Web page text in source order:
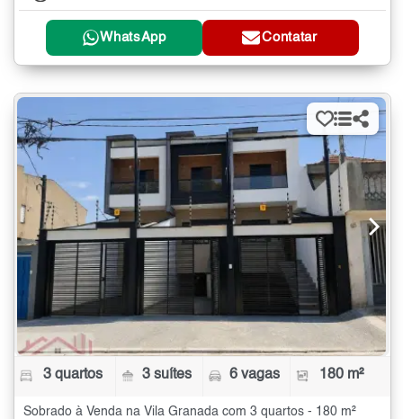
WhatsApp Contatar
3 quartos 3 suítes 6 vagas 180 m²
Sobrado à Venda na Vila Granada com 3 quartos - 180 m²